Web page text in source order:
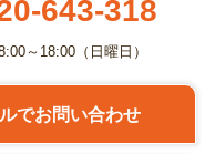
643-318
～18:00（日曜日）
でお問い合わせ
だけが使える、高品